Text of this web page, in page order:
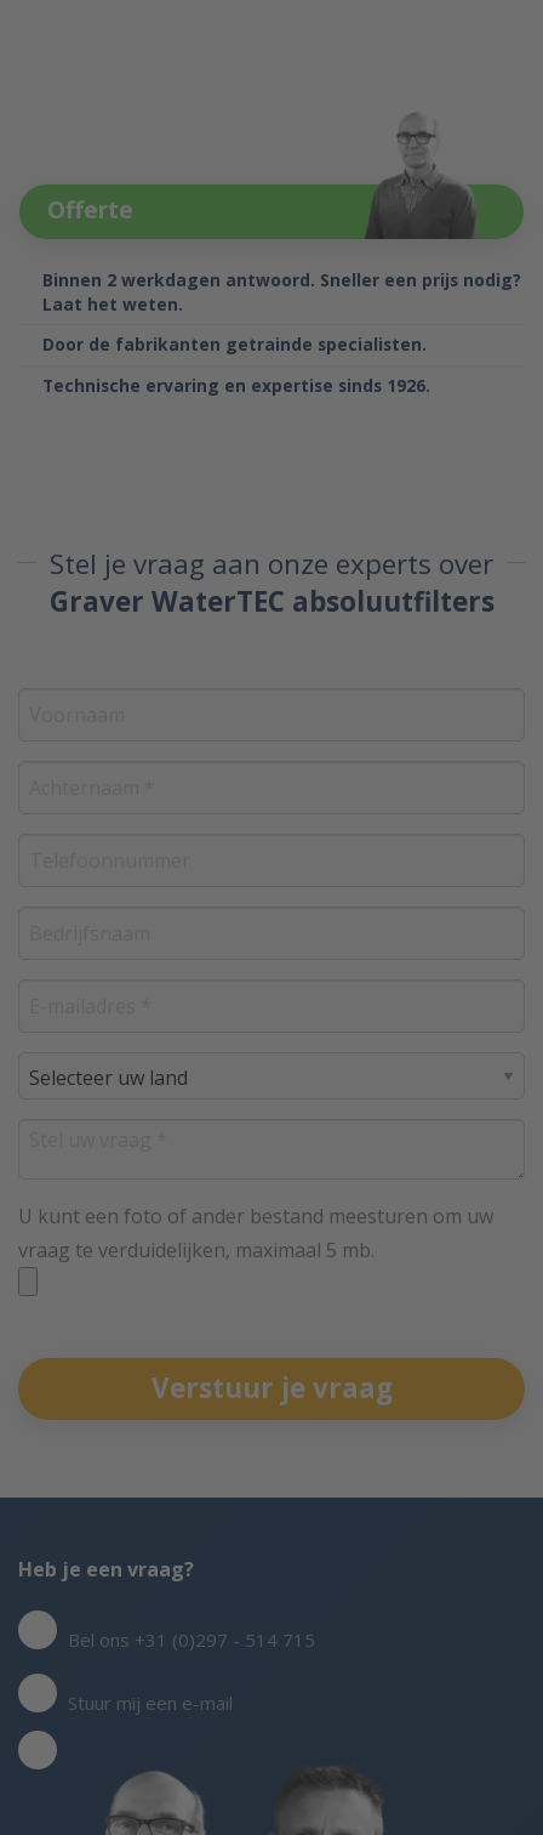
Offerte
Binnen 2 werkdagen antwoord. Sneller een prijs nodig?
Laat het weten.
Door de fabrikanten getrainde specialisten.
Technische ervaring en expertise sinds 1926.
Stel je vraag aan onze experts over
Graver WaterTEC absoluutfilters
U kunt een foto of ander bestand meesturen om uw
vraag te verduidelijken, maximaal 5 mb.
Verstuur je vraag
Heb je een vraag?
Bel ons +31 (0)297 - 514 715
Stuur mij een e-mail